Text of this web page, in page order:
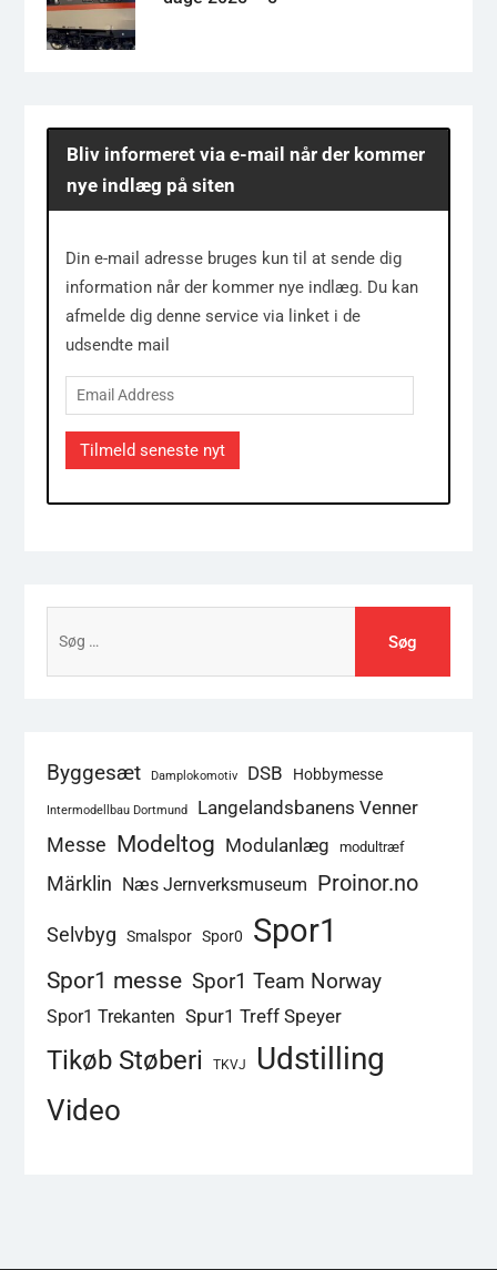
Bliv informeret via e-mail når der kommer
nye indlæg på siten
Din e-mail adresse bruges kun til at sende dig
information når der kommer nye indlæg. Du kan
afmelde dig denne service via linket i de
udsendte mail
Email
Address
Tilmeld seneste nyt
efter:
Byggesæt Damplokomotiv DSB Hobbymesse
Intermodellbau Dortmund
Langelandsbanens Venner
Messe Modeltog Modulanlæg modultræf
Märklin Næs Jernverksmuseum Proinor.no
Selvbyg Smalspor Spor0 Spor1
Spor1 messe Spor1 Team Norway
Spor1 Trekanten Spur1 Treff Speyer
Tikøb Støberi TKVJ Udstilling
Video